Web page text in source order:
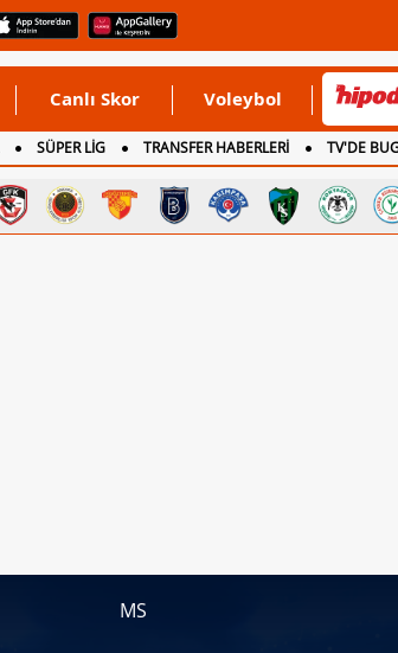
Canlı Skor Voleybol
SÜPER LİG TRANSFER HABERLERİ TV'DE
MS